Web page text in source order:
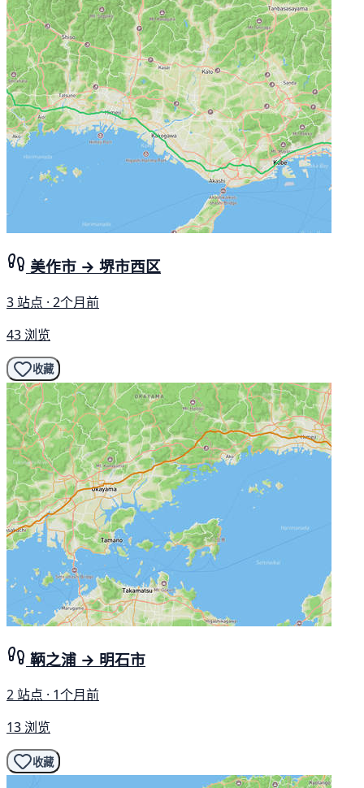
美作市 → 堺市西区
3 站点 · 2个月前
43 浏览
收藏
鞆之浦 → 明石市
2 站点 · 1个月前
13 浏览
收藏